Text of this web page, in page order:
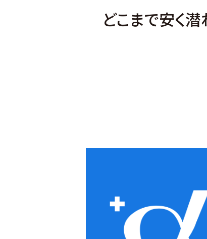
どこまで安く